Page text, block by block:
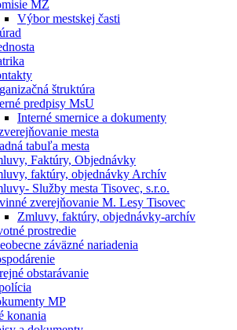
MZ
Výbor mestskej časti
štruktúra
predpisy MsU
Interné smernice a dokumenty
mesta
tabuľa mesta
Faktúry, Objednávky
faktúry, objednávky Archív
Služby mesta Tisovec, s.r.o.
zverejňovanie M. Lesy Tisovec
Zmluvy, faktúry, objednávky-archív
prostredie
záväzné nariadenia
obstarávanie
MP
konania